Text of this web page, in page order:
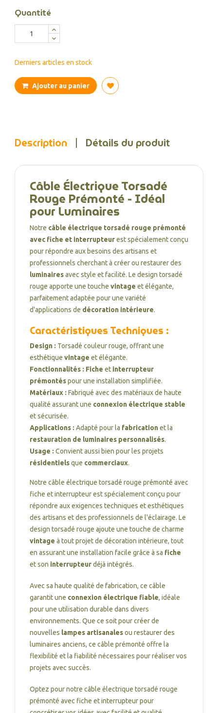
Quantité
Derniers articles en stock
Ajouter au panier
Description Détails du produit
Câble Électrique Torsadé
Rouge Prémonté - Idéal
pour Luminaires
Notre câble électrique torsadé rouge prémonté
avec fiche et interrupteurest spécialement conçu
pour répondre aux besoins des artisans et
professionnels cherchant à créer ou restaurer des
luminairesavec style et facilité. Le design torsadé
rouge apporte une touche vintage et élégante,
parfaitement adaptée pour une variété
d'applications de décoration intérieure.
Caractéristiques Techniques :
Design : Torsadé couleur rouge, offrant une
esthétique vintage et élégante.
Fonctionnalités : Fiche et interrupteur
prémontéspour une installation simplifiée.
Matériaux : Fabriqué avec des matériaux de haute
qualité assurant une connexion électrique stable
et sécurisée.
Applications : Adapté pour la fabricationet la
restauration de luminaires personnalisés.
Usage : Convient aussi bien pour les projets
résidentielsque commerciaux.
Notre câble électrique torsadé rouge prémonté avec
fiche et interrupteur est spécialement conçu pour
répondre aux exigences techniques et esthétiques
des artisans et des professionnels de l'éclairage. Le
design torsadé rouge ajoute une touche de charme
vintage à tout projet de décoration intérieure, tout
en assurant une installation facile grâce à sa fiche
et son interrupteurdéjà intégrés.
Avec sa haute qualité de fabrication, ce câble
garantit une connexion électrique fiable, idéale
pour une utilisation durable dans divers
environnements. Que ce soit pour créer de
nouvelles lampes artisanalesou restaurer des
luminaires anciens, ce câble prémonté offre la
flexibilité et la fiabilité nécessaires pour réaliser vos
projets avec succès.
Optez pour notre câble électrique torsadé rouge
prémonté avec fiche et interrupteur pour